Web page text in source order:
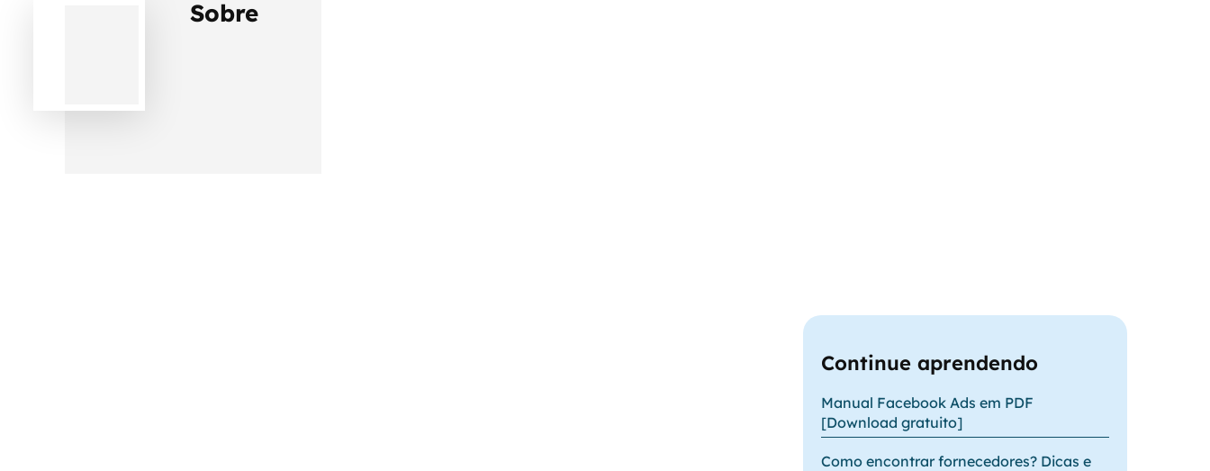
Sobre
Continue aprendendo
Manual Facebook Ads em PDF
[Download gratuito]
Como encontrar fornecedores? Dicas e